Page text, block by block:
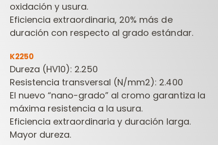
oxidación y usura.
Eficiencia extraordinaria, 20% más de
duración con respecto al grado estándar.
K2250
Dureza (HV10): 2.250
Resistencia transversal (N/mm2): 2.400
El nuevo “nano-grado” al cromo garantiza la
máxima resistencia a la usura.
Eficiencia extraordinaria y duración larga.
Mayor dureza.